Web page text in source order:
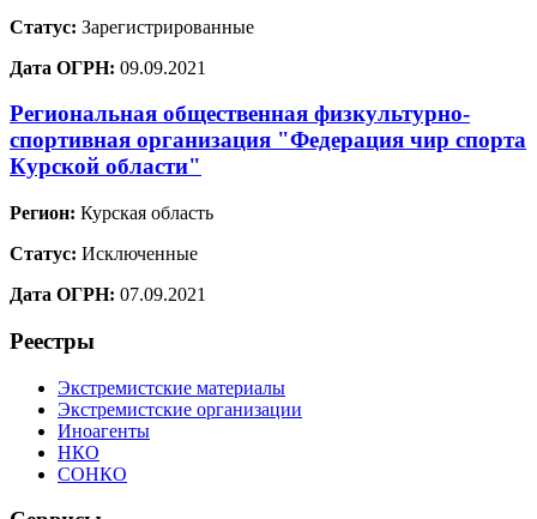
Статус: Зарегистрированные
Дата ОГРН: 09.09.2021
Региональная общественная физкультурно-
спортивная организация "Федерация чир спорта
Курской области"
Регион: Курская область
Статус: Исключенные
Дата ОГРН: 07.09.2021
Реестры
Экстремистские материалы
Экстремистские организации
Иноагенты
НКО
СОНКО